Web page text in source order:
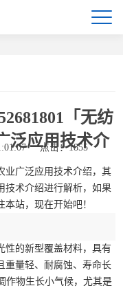
「无纺
泛应用技术介
点击：1855
业广泛应用技术介绍，其
技术介绍进行解析，如果
站，现在开始吧！
性的新型覆盖材料，具有
重量轻、耐腐蚀、寿命长
作物生长小气候，尤其是